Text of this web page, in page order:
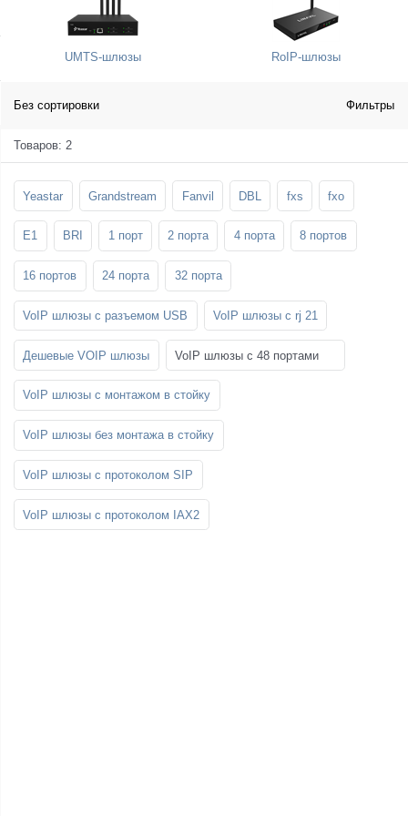
UMTS-шлюзы RoIP-шлюзы
Без сортировки Фильтры
Товаров: 2
Yeastar Grandstream Fanvil DBL fxs fxo
E1 BRI 1 порт 2 порта 4 порта 8 портов
16 портов 24 порта 32 порта
VoIP шлюзы с разъемом USB VoIP шлюзы с rj 21
Дешевые VOIP шлюзы VoIP шлюзы с 48 портами
VoIP шлюзы с монтажом в стойку
VoIP шлюзы без монтажа в стойку
VoIP шлюзы с протоколом SIP
VoIP шлюзы с протоколом IAX2
Стойки и крепления для панелей и
телевизоров
Шахтные телефоны
SFP-модули
3G/4G LTE и ADSL модемы
Мобильные телефоны